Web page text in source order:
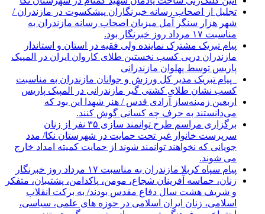
تجلیل از اصحاب رسانه خبرنگاران پیشکسوت در مازندران /
شهر هزار سنگر آمل میزبان اصحاب رسانه مازندران به
مناسبت ۱۷ مرداد روز خبرنگار بود.
پیام تبریک مشترک نماینده ولی فقیه در استان و استاندار
مازندران درپی کسب نخستین طلای کاروان ایران در المپیک
پاریس توسط پهلوان مازندرانی
‍ ‍ پیام تبریک مدیر کل ورزش و جوانان مازندران به مناسبت
کسب نشان طلای کشتی گیر مازندرانی در المپیک پاریس
اربعین زمینه‌ساز آزادی قدس / هنر شهدا این بود که
می‌دانستند به حرف چه کسانی گوش کنند.
برگزاری مراسم طرح توانمند سازی ۳۵ نفر از زنان
سرپرست خانوار غیر تحت حمایت در شهرستان نکا/ مدد
جویانی که نخواهند توانمند شوند از حمایت کمیته امداد خارج
می شوند.
پیام سپاه کربلا مازندران به مناسبت ۱۷ مرداد روز خبرنگار
زنان، حماسه آفرینان شجاع، مومن، پاکدامن، پشتیبان، متفکر
و شریف هشت سال دفاع مقدس بودند/ به برکت انقلاب
اسلامی، زنان ایران اسلامی در حوزه های علمی، سیاسی،